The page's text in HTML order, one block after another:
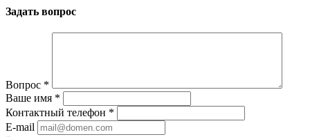
Задать вопрос
Вопрос *
Ваше имя *
Контактный телефон *
E-mail